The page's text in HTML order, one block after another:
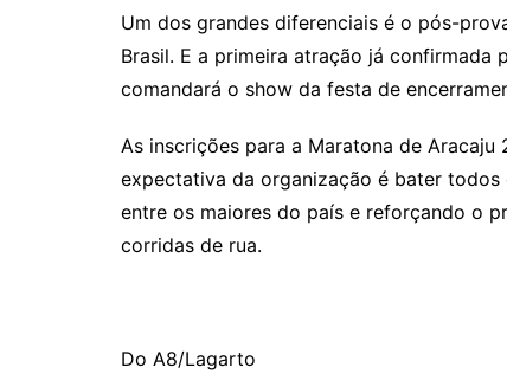
Um dos grandes diferenciais é o pós-
Brasil. E a primeira atração já confirmada
comandará o show da festa de
As inscrições para a Maratona de
expectativa da organização é bater
entre os maiores do país e reforçando o
corridas de rua.
Do A8/Lagarto